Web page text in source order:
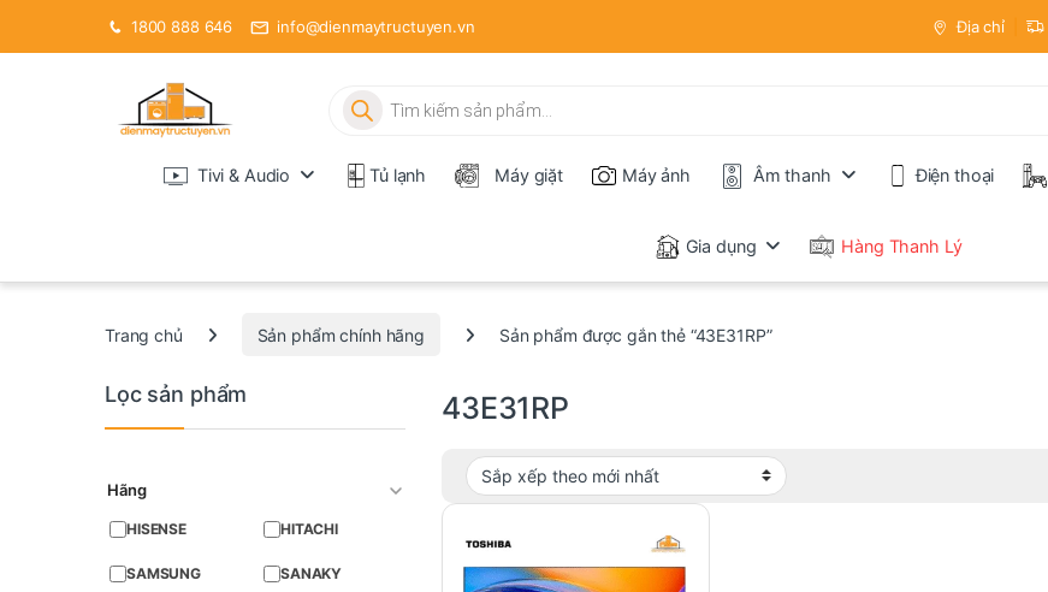
1800 888 646 info@dienmaytructuyen.vn Địa chỉ
Tìm kiếm sản phẩm
Tivi & Audio Tủ lạnh Máy giặt Máy ảnh Âm thanh Điện thoại
Gia dụng Hàng Thanh Lý
Trang chủ Sản phẩm chính hãng Sản phẩm được gắn thẻ “43E31RP”
43E31RP
Lọc sản phẩm
Hãng
HISENSE HITACHI
SAMSUNG SANAKY